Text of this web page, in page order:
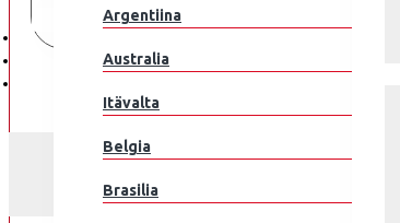
Ostoskorisi on tyhjä!
Argentiina
Australia
Itävalta
Belgia
Brasilia